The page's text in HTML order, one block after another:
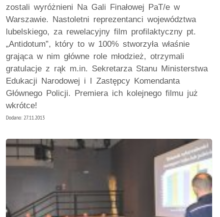
zostali wyróżnieni Na Gali Finałowej PaT/e w
Warszawie. Nastoletni reprezentanci województwa
lubelskiego, za rewelacyjny film profilaktyczny pt.
„Antidotum”, który to w 100% stworzyła właśnie
grająca w nim główne role młodzież, otrzymali
gratulacje z rąk m.in. Sekretarza Stanu Ministerstwa
Edukacji Narodowej i I Zastępcy Komendanta
Głównego Policji. Premiera ich kolejnego filmu już
wkrótce!
Dodano: 27.11.2013